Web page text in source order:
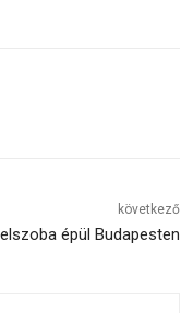
következő
épül Budapesten